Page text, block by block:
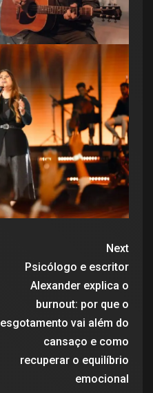
Next
Psicólogo e escritor
Alexander explica o
burnout: por que o
esgotamento vai além do
cansaço e como
recuperar o equilíbrio
emocional